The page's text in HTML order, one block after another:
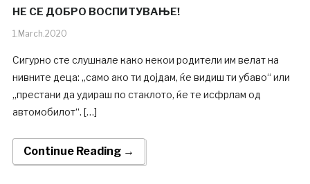
НЕ СЕ ДОБРО ВОСПИТУВАЊЕ!
1.March.2020
Сигурно сте слушнале како некои родители им велат на
нивните деца: „само ако ти дојдам, ќе видиш ти убаво“ или
„престани да удираш по стаклото, ќе те исфрлам од
автомобилот“. […]
Continue Reading →